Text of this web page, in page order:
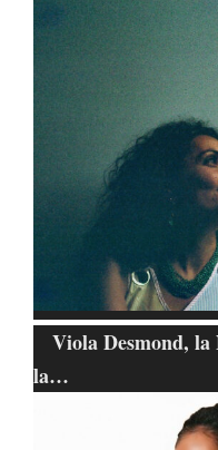
Viola Desmond, la
la…